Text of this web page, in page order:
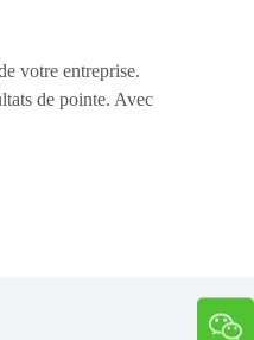
votre entreprise.
de pointe. Avec